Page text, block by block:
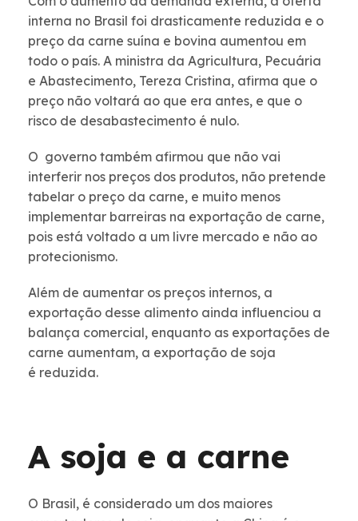
interna no Brasil foi drasticamente reduzida e o
preço da carne suína e bovina aumentou em
todo o país. A ministra da Agricultura, Pecuária
e Abastecimento, Tereza Cristina, afirma que o
preço não voltará ao que era antes, e que o
risco de desabastecimento é nulo.
O governo também afirmou que não vai
interferir nos preços dos produtos, não pretende
tabelar o preço da carne, e muito menos
implementar barreiras na exportação de carne,
pois está voltado a um livre mercado e não ao
protecionismo.
Além de aumentar os preços internos, a
exportação desse alimento ainda influenciou a
balança comercial, enquanto as exportações de
carne aumentam, a exportação de soja
é reduzida.
A soja e a carne
O Brasil, é considerado um dos maiores